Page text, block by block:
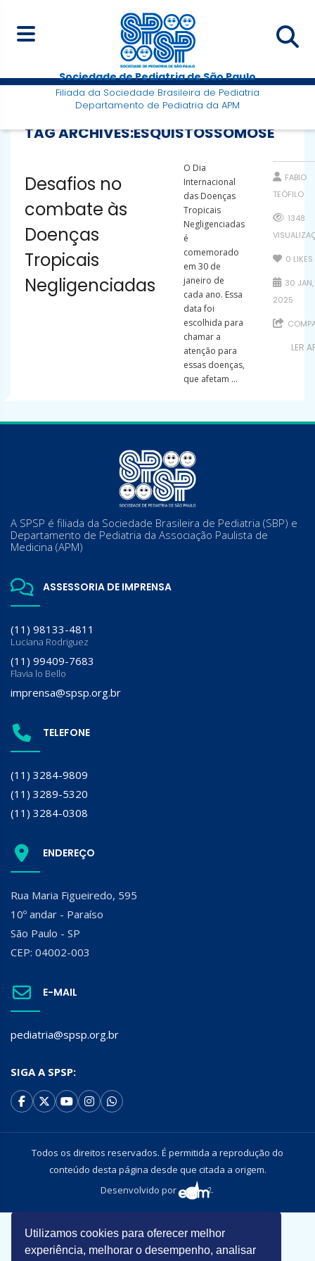
Sociedade de Pediatria de São Paulo
Filiada da Sociedade Brasileira de Pediatria
Departamento de Pediatria da APM
TAG ARCHIVES:ESQUISTOSSOMOSE
Desafios no
combate às
Doenças
Tropicais
Negligenciadas
O Dia
Internacional
das Doenças
Tropicais
Negligenciadas
é
comemorado
em 30 de
janeiro de
cada ano. Essa
data foi
escolhida para
chamar a
atenção para
essas doenças,
que afetam ...
FABIO
TEÓFILO
1348
0 LIKES
30 JAN,
2025
LER
A SPSP é filiada da Sociedade Brasileira de Pediatria (SBP) e
Departamento de Pediatria da Associação Paulista de
Medicina (APM)
ASSESSORIA DE IMPRENSA
(11) 98133-4811
Luciana Rodriguez
(11) 99409-7683
Flavia lo Bello
imprensa@spsp.org.br
TELEFONE
(11) 3284-9809
(11) 3289-5320
(11) 3284-0308
ENDEREÇO
Rua Maria Figueiredo, 595
10º andar - Paraíso
São Paulo - SP
CEP: 04002-003
E-MAIL
pediatria@spsp.org.br
SIGA A SPSP:
Todos os direitos reservados. É permitida a reprodução do
conteúdo desta página desde que citada a origem.
Desenvolvido por
Utilizamos cookies para oferecer melhor
experiência, melhorar o desempenho, analisar